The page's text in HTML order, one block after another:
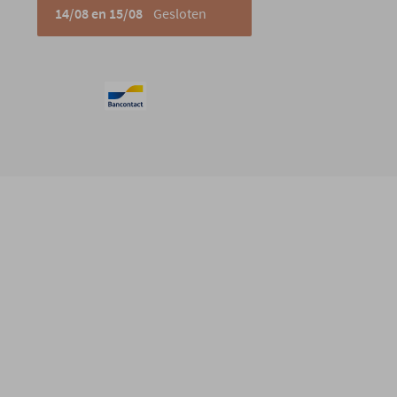
14/08 en 15/08 Gesloten